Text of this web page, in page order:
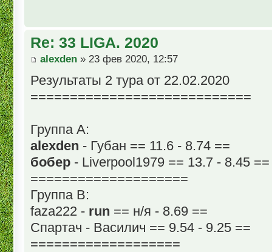
Re: 33 LIGA. 2020
alexden » 23 фев 2020, 12:57
Результаты 2 тура от 22.02.2020
============================
Группа А:
alexden - Губан == 11.6 - 8.74 ==
бобер - Liverpool1979 == 13.7 - 8.45 ==
====================
Группа В:
faza222 - run == н/я - 8.69 ==
Спартач - Василич == 9.54 - 9.25 ==
===================